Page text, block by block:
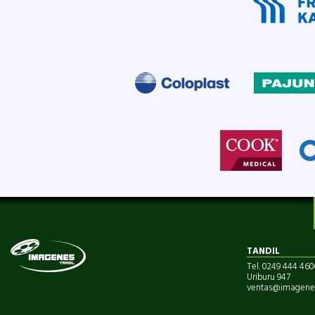
TANDIL
Tel. 0249 444
Uriburu 947